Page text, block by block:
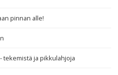
pinnan alle!
tekemistä ja pikkulahjoja